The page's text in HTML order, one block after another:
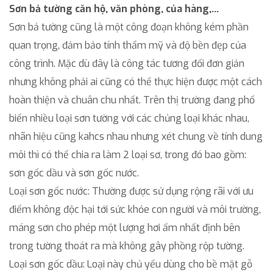
Sơn bả tường căn hộ, văn phòng, của hàng,…
Sơn bả tường cũng là một công đoạn không kém phần
quan trọng, đảm bảo tính thẩm mỹ và độ bền đẹp của
công trình. Mặc dù đây là công tác tương đối đơn giản
nhưng không phải ai cũng có thể thực hiện được một cách
hoàn thiện và chuân chu nhất. Trên thị trường đang phổ
biến nhiều loại sơn tường với các chủng loại khác nhau,
nhãn hiệu cũng kahcs nhau nhưng xét chung về tính dung
môi thì có thể chia ra làm 2 loại sơ, trong đó bao gồm:
sơn gốc dầu và sơn gốc nước.
Loại sơn gốc nước: Thường được sử dụng rộng rãi với ưu
điểm không độc hại tới sức khỏe con người và môi trường,
máng sơn cho phép một lượng hơi ẩm nhất định bên
trong tường thoát ra mà không gây phồng rộp tường.
Loại sơn gốc dầu: Loại này chủ yếu dùng cho bề mặt gỗ